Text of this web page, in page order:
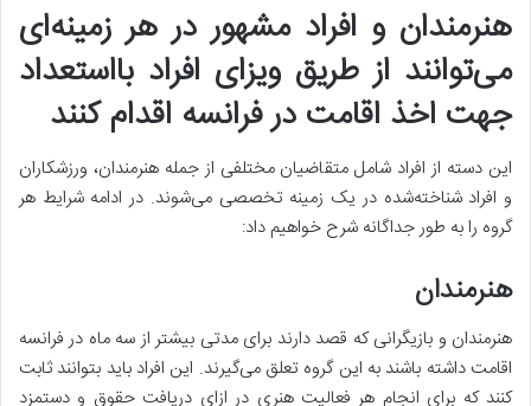
هنرمندان و افراد مشهور در هر زمینه‌ای
می‌توانند از طریق ویزای افراد بااستعداد
جهت اخذ اقامت در فرانسه اقدام کنند
این دسته از افراد شامل متقاضیان مختلفی از جمله هنرمندان، ورزشکاران
و افراد شناخته‌شده در یک زمینه تخصصی می‌شوند. در ادامه شرایط هر
گروه را به طور جداگانه شرح خواهیم داد:
هنرمندان
‌هنرمندان و بازیگرانی که قصد دارند برای مدتی بیشتر از سه ماه در فرانسه
اقامت داشته باشند به این گروه تعلق می‌گیرند. این افراد باید بتوانند ثابت
کنند که برای انجام هر فعالیت هنری در ازای دریافت حقوق و دستمزد